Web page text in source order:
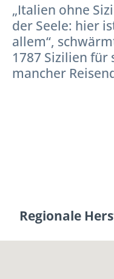
„Italien ohne
der Seele: hier
allem“,
1787 Sizilien für
mancher
Regionale